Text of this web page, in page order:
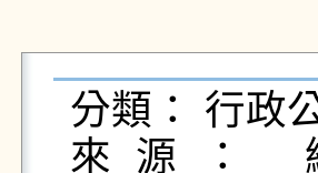
分類： 行政
來源：